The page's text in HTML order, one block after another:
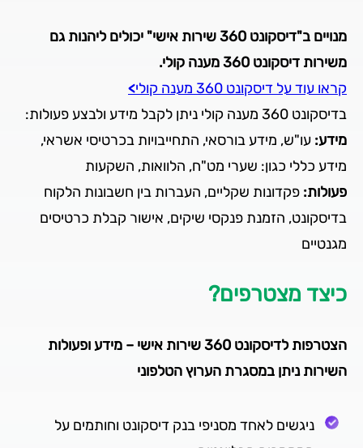
מנויים ב"דיסקונט 360 שירות אישי" יכולים ליהנות גם
משירות דיסקונט 360 מענה קולי.
קראו עוד על דיסקונט 360 מענה קולי
>
בדיסקונט 360 מענה קולי ניתן לקבל מידע ולבצע פעולות:
מידע: עו"ש, מידע בורסאי, התחייבויות בכרטיסי אשראי,
מידע כללי כגון: שערי מט"ח, הלוואות, השקעות
פעולות: פקדונות שקליים, העברות בין חשבונות הלקוח
בדיסקונט, הזמנת פנקסי שיקים, אישור קבלת כרטיסים
מגנטיים
כיצד מצטרפים?
הצטרפות לדיסקונט 360 שירות אישי – מידע ופעולות
השירות ניתן במסגרת הערוץ הטלפוני
ניגשים לאחד מסניפי בנק דיסקונט וחותמים על